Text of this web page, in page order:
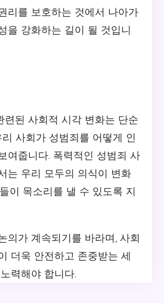
리를 보호하는 것에서 나아가
을 강화하는 길이 될 것입니
련된 사회적 시각 변화는 단순
사회가 성범죄를 어떻게 인
여줍니다. 폭력적인 성범죄 사
는 우리 모두의 의식이 변화
이 목소리를 낼 수 있도록 지
의가 계속되기를 바라며, 사회
더욱 안전하고 존중받는 세
력해야 합니다.